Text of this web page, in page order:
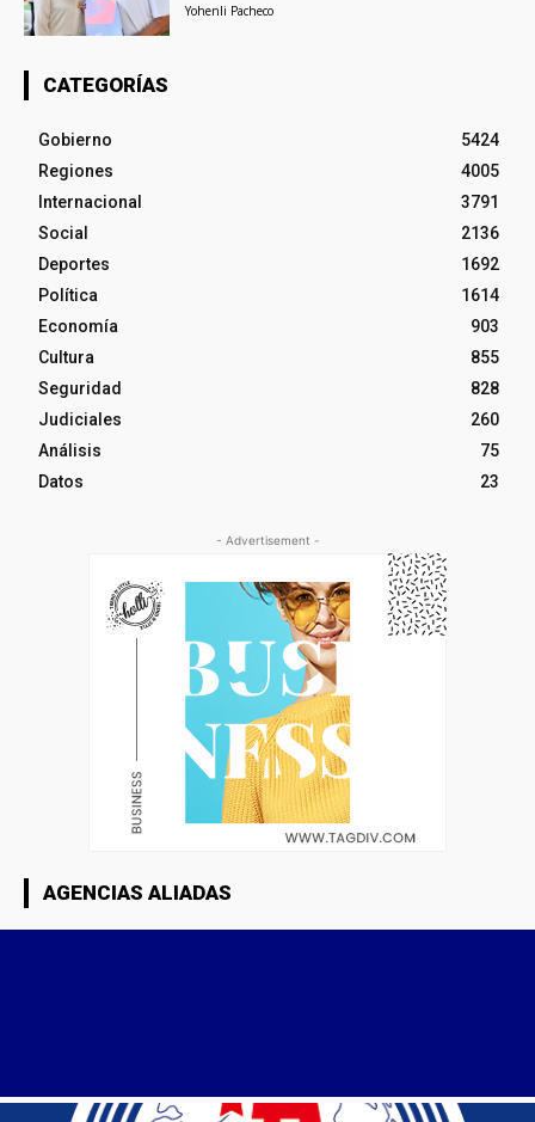
Yohenli Pacheco
CATEGORÍAS
Gobierno
5424
Regiones
4005
Internacional
3791
Social
2136
Deportes
1692
Política
1614
Economía
903
Cultura
855
Seguridad
828
Judiciales
260
Análisis
75
Datos
23
- Advertisement -
AGENCIAS ALIADAS